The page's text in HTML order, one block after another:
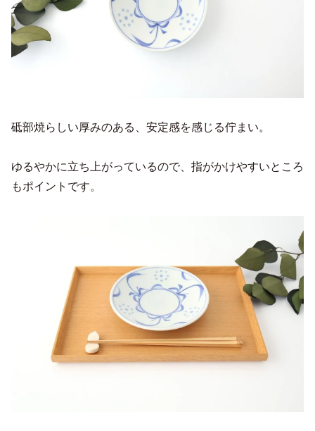
砥部焼らしい厚みのある、安定感を感じる佇まい。
ゆるやかに立ち上がっているので、指がかけやすいところ
もポイントです。